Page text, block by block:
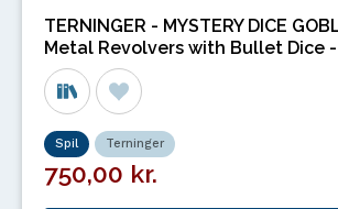
TERNINGER - MYSTERY DICE
Metal Revolvers with Bullet Dice
Spil Terninger
750,00 kr.